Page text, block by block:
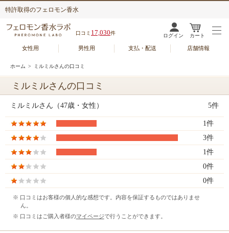
特許取得のフェロモン香水
口コミ 17,030件 ログイン カート
女性用 男性用 支払・配送 店舗情報
ホーム > ミルミルさんの口コミ
ミルミルさんの口コミ
ミルミルさん（47歳・女性） 5件
1件
3件
1件
0件
0件
※ 口コミはお客様の個人的な感想です。内容を保証するものではありませ
ん。
※ 口コミはご購入者様のマイページで行うことができます。